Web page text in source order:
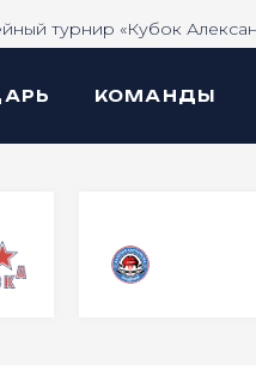
турнир «Кубок
КОМАНДЫ